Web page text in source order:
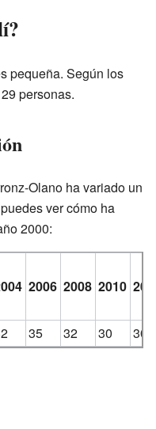
pequeña. Según los
personas.
Olano ha variado un
ver cómo ha
2000:
2006 2008 2010
35 32 30 30